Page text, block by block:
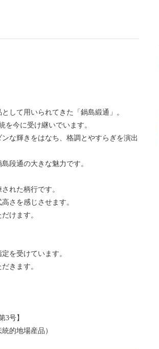
して用いられてきた「鍋島緞通」。
を今に受け継いでいます。
な輝きをはなち、格調とやすらぎを演出
段通の大きな魅力です。
れた柄行です。
さを感じさせます。
けます。
を受けています。
きます。
3号】
的地場産品）